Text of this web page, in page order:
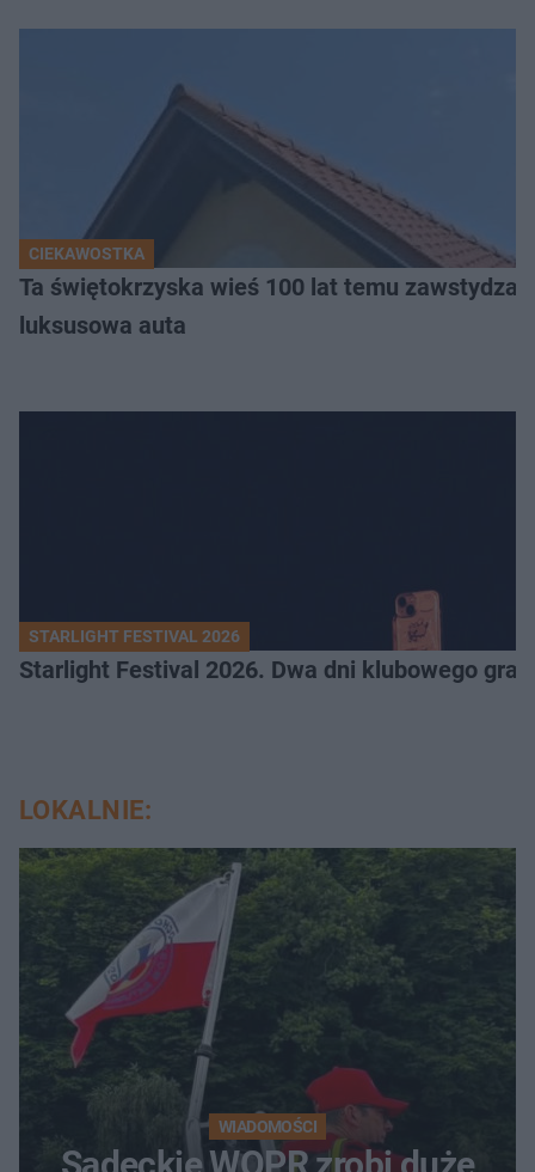
CIEKAWOSTKA
Ta świętokrzyska wieś 100 lat temu
luksusowa auta
STARLIGHT FESTIVAL 2026
Starlight Festival 2026. Dwa dni klubowego
LOKALNIE:
WIADOMOŚCI